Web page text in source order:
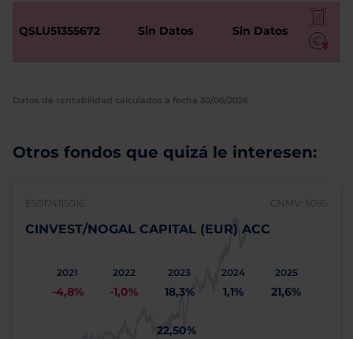
QSLU51355672 Sin Datos Sin Datos
Datos de rentabilidad calculados a fecha 30/06/2026
Otros fondos que quizá le interesen:
ES0174115016 CNMV: 5095
CINVEST/NOGAL CAPITAL (EUR) ACC
2021
-4,8%
2022
-1,0%
2023
18,3%
2024
1,1%
2025
21,6%
22,50%